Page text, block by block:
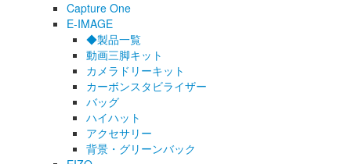
Capture One
E-IMAGE
◆製品一覧
動画三脚キット
カメラドリーキット
カーボンスタビライザー
バッグ
ハイハット
アクセサリー
背景・グリーンバック